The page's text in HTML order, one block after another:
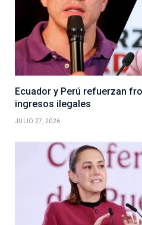
Ecuador y Perú refuerzan
ingresos ilegales
JULIO 27, 2026